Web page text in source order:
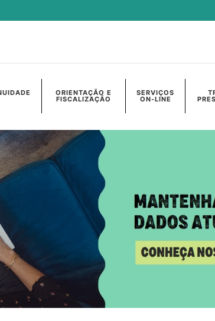
ORIENTAÇÃO E
FISCALIZAÇÃO
SERVIÇOS
ON-LINE